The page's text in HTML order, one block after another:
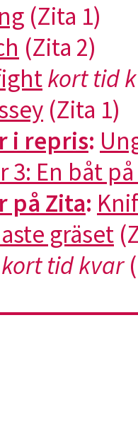
(Zita 1)
(Zita 2)
kort tid
(Zita 1)
i repris:
3: En båt
på Zita:
gräset
kort tid kvar